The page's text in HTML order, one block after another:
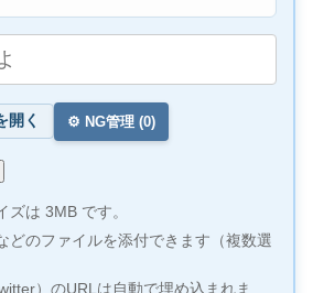
開く ⚙️ NG管理 (0)
は 3MB です。
どのファイルを添付できます（複数選
）のURLは自動で埋め込まれま